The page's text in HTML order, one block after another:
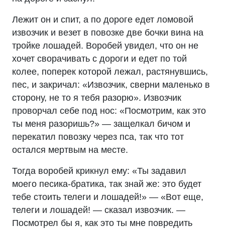
Лежит он и спит, а по дороге едет ломовой
извозчик и везет в повозке две бочки вина на
тройке лошадей. Воробей увидел, что он не
хочет сворачивать с дороги и едет по той
колее, поперек которой лежал, растянувшись,
пес, и закричал: «Извозчик, сверни маленько в
сторону, не то я тебя разорю». Извозчик
проворчал себе под нос: «Посмотрим, как это
ты меня разоришь?» — защелкал бичом и
перекатил повозку через пса, так что тот
остался мертвым на месте.
Тогда воробей крикнул ему: «Ты задавил
моего песика-братика, так знай же: это будет
тебе стоить телеги и лошадей!» — «Вот еще,
телеги и лошадей! — сказал извозчик. —
Посмотрел бы я, как это ты мне повредить